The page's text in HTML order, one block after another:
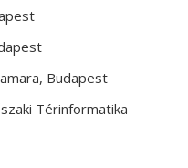
Budapest
Térinformatika